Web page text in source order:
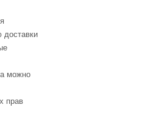
доставки
можно
прав